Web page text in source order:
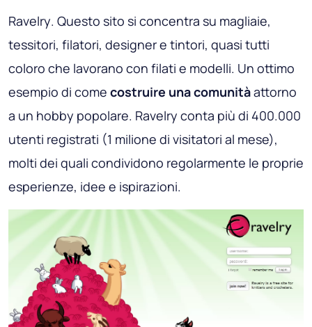
Ravelry. Questo sito si concentra su magliaie,
tessitori, filatori, designer e tintori, quasi tutti
coloro che lavorano con filati e modelli. Un ottimo
esempio di come costruire una comunitàattorno
a un hobby popolare. Ravelry conta più di 400.000
utenti registrati (1 milione di visitatori al mese),
molti dei quali condividono regolarmente le proprie
esperienze, idee e ispirazioni.